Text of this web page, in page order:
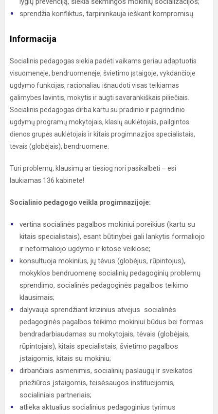
sprendžia konfliktus, tarpininkauja ieškant kompromisų.
Informacija
Socialinis pedagogas siekia padėti vaikams geriau adaptuotis
visuomenėje, bendruomenėje, švietimo įstaigoje, vykdančioje
ugdymo funkcijas, racionaliau išnaudoti visas teikiamas
galimybes lavintis, mokytis ir augti savarankiškais piliečiais.
Socialinis pedagogas dirba kartu su pradinio ir pagrindinio
ugdymų programų mokytojais, klasių auklėtojais, pailgintos
dienos grupės auklėtojais ir kitais progimnazijos specialistais,
tėvais (globėjais), bendruomene.
Turi problemų, klausimų ar tiesiog nori pasikalbėti – esi
laukiamas 136 kabinete!
Socialinio pedagogo veikla progimnazijoje:
vertina socialinės pagalbos mokiniui poreikius (kartu su
kitais specialistais), esant būtinybei gali lankytis formaliojo
ir neformaliojo ugdymo ir kitose veiklose;
konsultuoja mokinius, jų tėvus (globėjus, rūpintojus),
mokyklos bendruomenę socialinių pedagoginių problemų
sprendimo, socialinės pedagoginės pagalbos teikimo
klausimais;
dalyvauja sprendžiant krizinius atvejus socialinės
pedagoginės pagalbos teikimo mokiniui būdus bei formas
bendradarbiaudamas su mokytojais, tėvais (globėjais,
rūpintojais), kitais specialistais, švietimo pagalbos
įstaigomis, kitais su mokiniu;
dirbančiais asmenimis, socialinių paslaugų ir sveikatos
priežiūros įstaigomis, teisėsaugos institucijomis,
socialiniais partneriais;
atlieka aktualius socialinius pedagoginius tyrimus